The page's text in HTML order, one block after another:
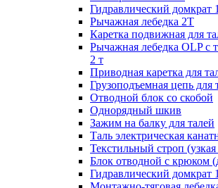
Гидравлический домкрат
Рычажная лебедка 2Т
Каретка подвижная для
Рычажная лебедка OLP с
2 т
Приводная каретка для
Грузоподъемная цепь для
Отводной блок со скобой
Однорядный шкив
Зажим на балку для талей
Таль электрическая
Текстильный строп (узкая
Блок отводной с крюком
Гидравлический домкрат